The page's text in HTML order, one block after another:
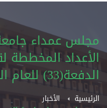
مجلس عمداء
الأعداد المخططة
الدفعة(33) للعام الدراسي الجديد
الرئيسية
الأخبار